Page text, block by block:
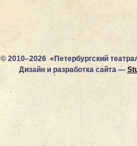
© 2010–2026 «Петербургский
Дизайн и разработка сайта —